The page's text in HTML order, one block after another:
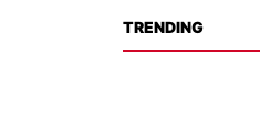
TRENDING